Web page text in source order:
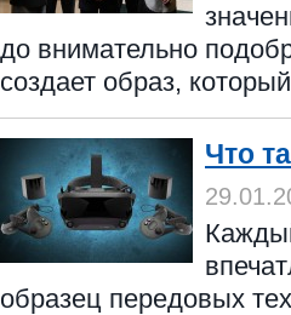
до внимательно
создает образ,
Что
образец передовых